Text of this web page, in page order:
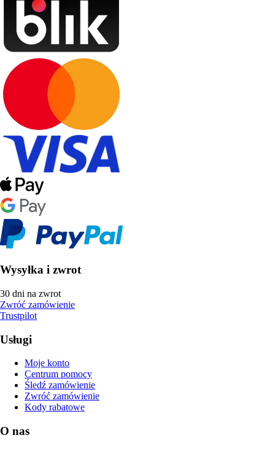
Wysyłka i zwrot
30 dni na zwrot
Zwróć zamówienie
Trustpilot
Usługi
Moje konto
Centrum pomocy
Śledź zamówienie
Zwróć zamówienie
Kody rabatowe
O nas